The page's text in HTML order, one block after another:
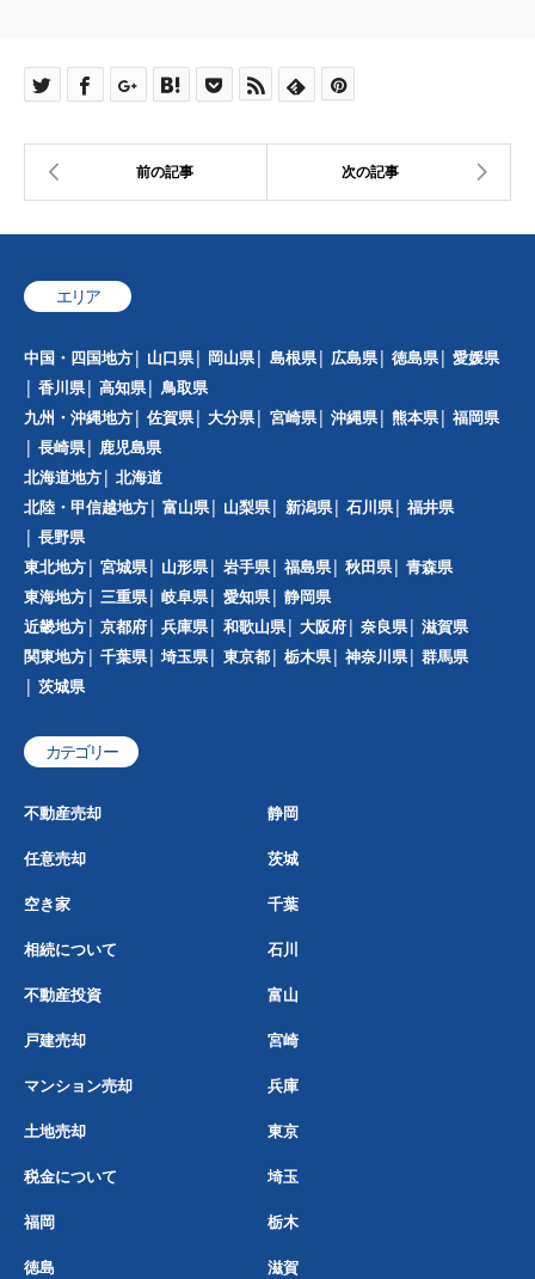
エリア
中国・四国地方 山口県 岡山県 島根県 広島県 徳島県
愛媛県
香川県
高知県
鳥取県
九州・沖縄地方
佐賀県 大分県 宮崎県 沖縄県 熊本県
福岡県
長崎県
鹿児島県
北海道地方
北海道
北陸・甲信越地方
富山県 山梨県 新潟県 石川県
福井県
長野県
東北地方
宮城県 山形県 岩手県 福島県 秋田県
青森県
東海地方
三重県 岐阜県 愛知県
静岡県
近畿地方
京都府 兵庫県 和歌山県 大阪府 奈良県
滋賀県
関東地方
千葉県 埼玉県 東京都 栃木県 神奈川県
群馬県
茨城県
カテゴリー
不動産売却 静岡
任意売却 茨城
空き家 千葉
相続について 石川
不動産投資 富山
戸建売却 宮崎
マンション売却 兵庫
土地売却 東京
税金について 埼玉
福岡 栃木
徳島 滋賀